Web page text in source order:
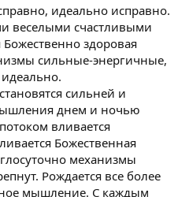
идеально исправно.
веселыми счастливыми
здоровая
сильные-энергичные,
сильней и
днем и ночью
вливается
Божественная
механизмы
Рождается все более
мышление. С каждым